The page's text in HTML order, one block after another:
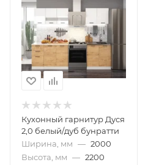
Кухонный гарнитур Дуся
2,0 белый/дуб бунратти
Ширина, мм — 2000
Высота, мм — 2200